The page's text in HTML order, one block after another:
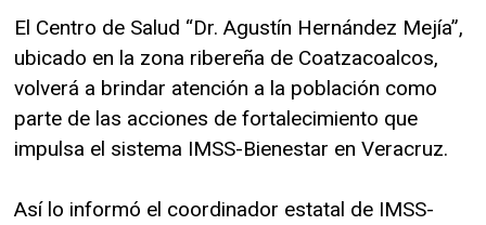
El Centro de Salud “Dr. Agustín Hernández Mejía”,
ubicado en la zona ribereña de Coatzacoalcos,
volverá a brindar atención a la población como
parte de las acciones de fortalecimiento que
impulsa el sistema IMSS-Bienestar en Veracruz.
Así lo informó el coordinador estatal de IMSS-